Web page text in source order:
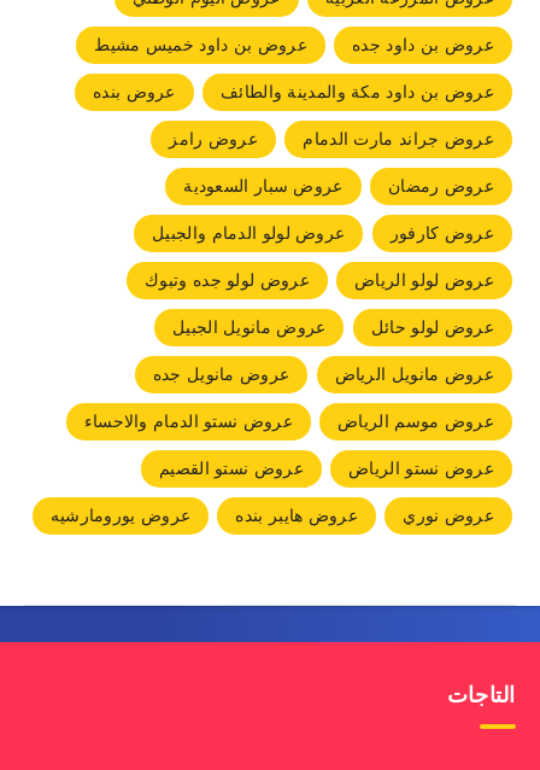
عروض بن داود جده
عروض بن داود خميس مشيط
عروض بن داود مكة والمدينة والطائف
عروض بنده
عروض جراند مارت الدمام
عروض رامز
عروض رمضان
عروض سبار السعودية
عروض كارفور
عروض لولو الدمام والجبيل
عروض لولو الرياض
عروض لولو جده وتبوك
عروض لولو حائل
عروض مانويل الجبيل
عروض مانويل الرياض
عروض مانويل جده
عروض موسم الرياض
عروض نستو الدمام والاحساء
عروض نستو الرياض
عروض نستو القصيم
عروض نوري
عروض هايبر بنده عروض يورومارشيه
التاجات